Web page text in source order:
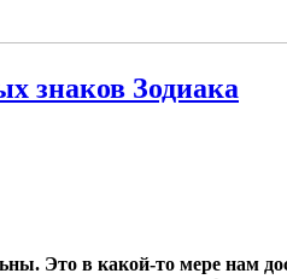
знаков Зодиака
Это в какой-то мере нам